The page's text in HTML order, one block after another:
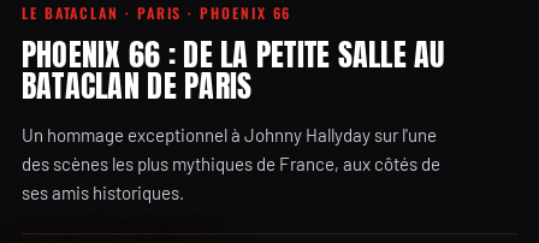
LE BATACLAN · PARIS · PHOENIX 66
PHOENIX 66 : DE LA PETITE SALLE AU
BATACLAN DE PARIS
Un hommage exceptionnel à Johnny Hallyday sur l'une
des scènes les plus mythiques de France, aux côtés de
ses amis historiques.